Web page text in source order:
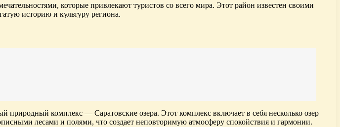
которые привлекают туристов со всего мира. Этот район известен своими
историю и культуру региона.
природный комплекс — Саратовские озера. Этот комплекс включает в себя несколько озер
лесами и полями, что создает неповторимую атмосферу спокойствия и гармонии.